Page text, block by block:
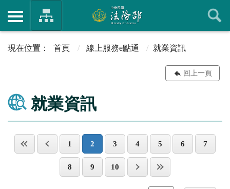
首頁 線上服務e點通 就業資訊
回上一頁
就業資訊
1 2 3 4 5 6 7
8 9 10